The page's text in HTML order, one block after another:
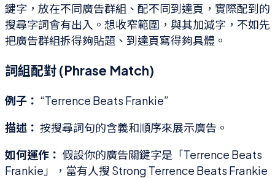
鍵字，放在不同廣告群組、配不同到達頁，實際配到的
搜尋字詞會有出入。想收窄範圍，與其加減字，不如先
把廣告群組拆得夠貼題、到達頁寫得夠具體。
詞組配對 (Phrase Match)
例子： “Terrence Beats Frankie”
描述： 按搜尋詞句的含義和順序來展示廣告。
如何運作： 假設你的廣告關鍵字是「Terrence Beats
Frankie」，當有人搜 Strong Terrence Beats Frankie